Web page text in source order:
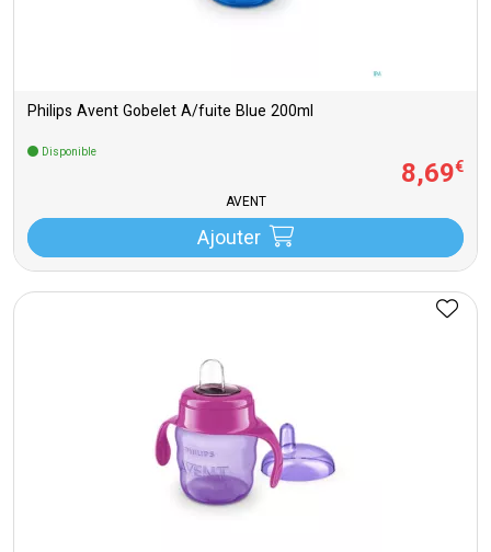
Philips Avent Gobelet A/fuite Blue 200ml
Disponible
8,69€
AVENT
Ajouter